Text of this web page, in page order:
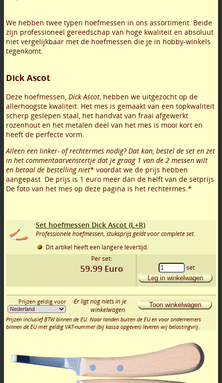
We hebben twee typen hoefmessen in ons assortiment. Beide
zijn professioneel gereedschap van hoge kwaliteit en absoluut
niet vergelijkbaar met de hoefmessen die je in hobby-winkels
tegenkomt.
Dick Ascot
Deze hoefmessen, Dick Ascot, hebben we uitgezocht op de
allerhoogste kwaliteit. Het mes is gemaakt van een topkwaliteit
scherp geslepen staal, het handvat van fraai afgewerkt
rozenhout en het metalen deel van het mes is mooi kort en
heeft de perfecte vorm.
Alleen een linker- of rechtermes nodig? Dat kan, bestel de set en zet
in het commentaarvenstertje dat je graag 1 van de 2 messen wilt
en betaal de bestelling niet* voordat we de prijs hebben
aangepast. De prijs is 1 euro meer dan de helft van de setprijs.
De foto van het mes op deze pagina is het rechtermes.*
Set hoefmessen Dick Ascot (L+R)
Professionele hoefmessen, stuksprijs geldt voor complete set.
Dit artikel heeft een langere levertijd.
Per set:
59.99 Euro set
Leg in winkelwagen
Prijzen geldig voor
Er ligt nog niets in je
winkelwagen.
Toon winkelwagen
Prijzen inclusief BTW binnen de EU. Naar landen buiten de EU en voor ondernemers
binnen de EU met geldig VAT-nummer (bij kassa opgeven) leveren wij belastingvrij.